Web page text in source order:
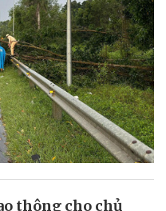
thông cho chủ